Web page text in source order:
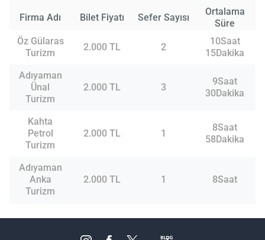
Firma Adı Bilet Fiyatı Sefer Sayısı
Ortalama
Süre
Öz Gülaras
Turizm
2.000 TL 2
10Saat
15Dakika
Adıyaman
Ünal
Turizm
2.000 TL 3
9Saat
30Dakika
Kahta
Petrol
Turizm
2.000 TL 1
8Saat
58Dakika
Adıyaman
Anka
Turizm
2.000 TL 1 8Saat